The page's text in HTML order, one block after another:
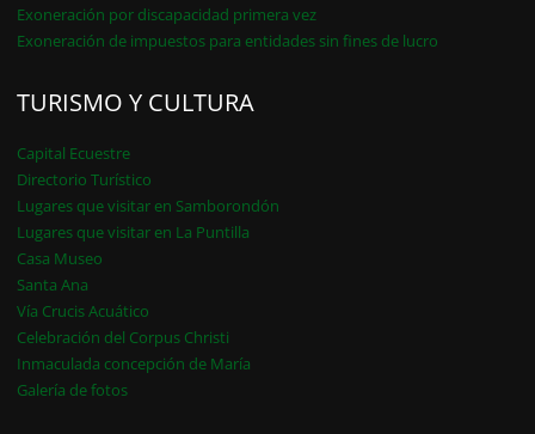
Exoneración por discapacidad primera vez
Exoneración de impuestos para entidades sin fines de lucro
TURISMO Y CULTURA
Capital Ecuestre
Directorio Turístico
Lugares que visitar en Samborondón
Lugares que visitar en La Puntilla
Casa Museo
Santa Ana
Vía Crucis Acuático
Celebración del Corpus Christi
Inmaculada concepción de María
Galería de fotos